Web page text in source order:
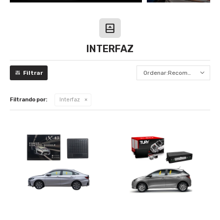
INTERFAZ
Recomendados
Filtrando por: Interfaz